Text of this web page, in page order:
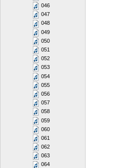
046
047
048
049
050
051
052
053
054
055
056
057
058
059
060
061
062
063
064